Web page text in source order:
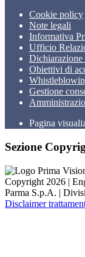
Cookie policy
Note legali
Informativa
Ufficio
Dichiarazione
Obiettivi di
Gestione
Pagina
Sezione
Copyright 2026 |
Parma S.p.A. |
Disclaimer